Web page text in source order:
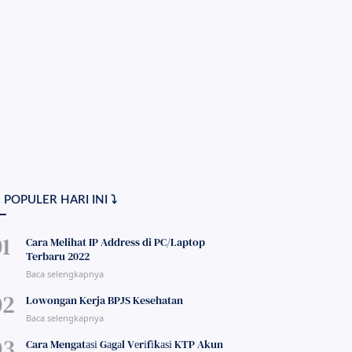
HARI INI ⤵
Cara Melihat IP Address di PC/Laptop
Terbaru 2022
Lowongan Kerja BPJS Kesehatan
Cara Mengatаѕі Gаgаl Vеrіfіkаѕі KTP Akun